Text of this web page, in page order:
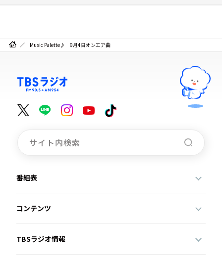
Music Palette♪ 9月4日オンエア曲
番組表
コンテンツ
TBSラジオ情報